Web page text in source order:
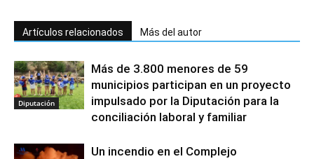
Artículos relacionados Más del autor
Diputación
Más de 3.800 menores de 59
municipios participan en un proyecto
impulsado por la Diputación para la
conciliación laboral y familiar
Un incendio en el Complejo